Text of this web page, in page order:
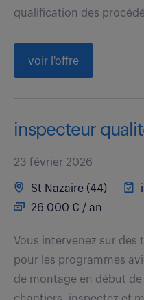
qualification des
voir l'offre
inspecteur
23 février 2026
St Nazaire (44)
26 000 € / an
Vous intervenez sur
pour les programmes
de montage en début